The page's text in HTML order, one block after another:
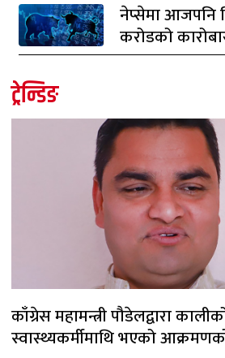
नेप्सेमा आजपनि
करोडको
ट्रेन्डिङ
काँग्रेस महामन्त्री पौडेलद्वारा
स्वास्थ्यकर्मीमाथि भएको